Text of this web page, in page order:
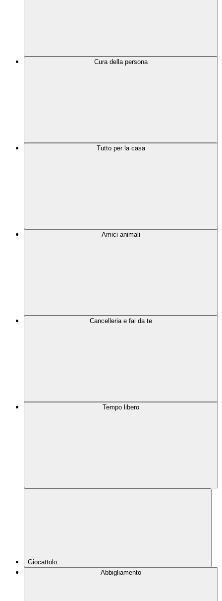
Cura della persona
Tutto per la casa
Amici animali
Cancelleria e fai da te
Tempo libero
Giocattolo
Abbigliamento